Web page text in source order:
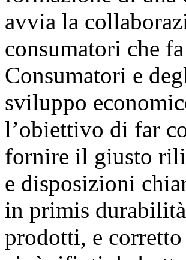
avvia la
consumatori che
Consumatori e
sviluppo
l’obiettivo di far
fornire il giusto
e disposizioni
in primis
prodotti, e